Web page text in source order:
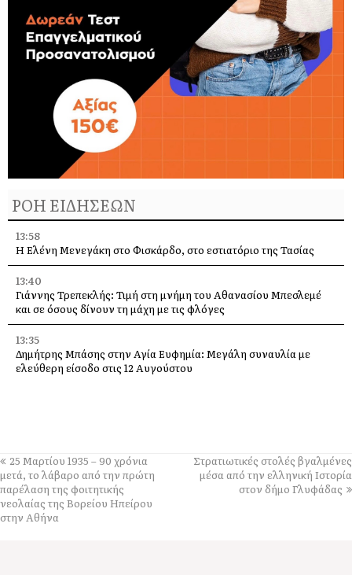
ΡΟΗ ΕΙΔΗΣΕΩΝ
13:58
Η Ελένη Μενεγάκη στο Φισκάρδο, στο εστιατόριο της Τασίας
13:40
Γιάννης Τρεπεκλής: Τιμή στη μνήμη του Αθανασίου Μπεσλεμέ
και σε όσους δίνουν τη μάχη με τις φλόγες
13:35
Δημήτρης Μπάσης στην Αγία Ευφημία: Μεγάλη συναυλία με
ελεύθερη είσοδο στις 12 Αυγούστου
13:28
Ένα μεγάλο «ευχαριστώ» στα Νοσοκομεία Κεφαλονιάς –
«Στάθηκαν δίπλα μας σε μια πολύ δύσκολη στιγμή»
13:25
25 Μαρτίου 1935 – 90 χρόνια
μετά, το λάβαρο από την πρώτη
παρέλαση της φοιτητικής
νεολαίας της Βορείου Ηπείρου
στην Αθήνα
Στρατιωτικές στολές βγαλμένες
μέσα από την ελληνική Ιστορία
στον δήμο Γλυφάδας